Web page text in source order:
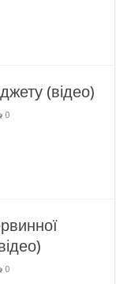
(відео)
0
0